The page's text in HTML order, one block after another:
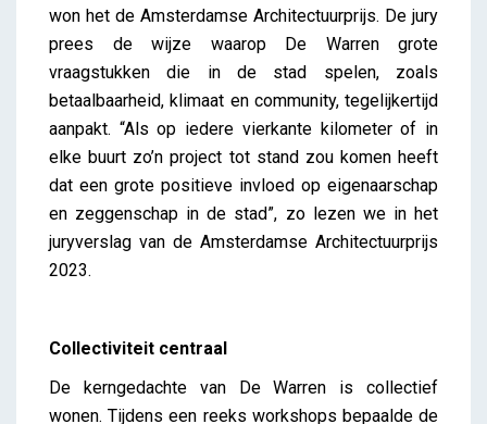
won het de Amsterdamse Architectuurprijs. De jury
prees de wijze waarop De Warren grote
vraagstukken die in de stad spelen, zoals
betaalbaarheid, klimaat en community, tegelijkertijd
aanpakt. “Als op iedere vierkante kilometer of in
elke buurt zo’n project tot stand zou komen heeft
dat een grote positieve invloed op eigenaarschap
en zeggenschap in de stad”, zo lezen we in het
juryverslag van de Amsterdamse Architectuurprijs
2023.
Collectiviteit centraal
De kerngedachte van De Warren is collectief
wonen. Tijdens een reeks workshops bepaalde de